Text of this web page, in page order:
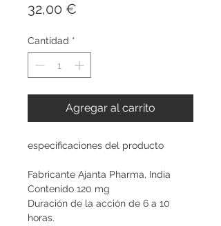
32,00 €
Cantidad *
Agregar al carrito
especificaciones del producto
Fabricante Ajanta Pharma, India
Contenido 120 mg
Duración de la acción de 6 a 10
horas.